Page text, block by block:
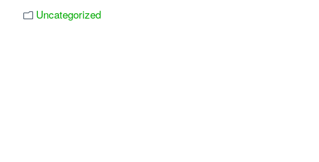
Uncategorized